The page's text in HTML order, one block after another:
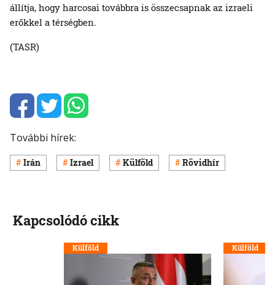
állítja, hogy harcosai továbbra is összecsapnak az izraeli
erőkkel a térségben.
(TASR)
További hírek:
Irán Izrael Külföld Rövidhír
Kapcsolódó cikk
Külföld Külföld